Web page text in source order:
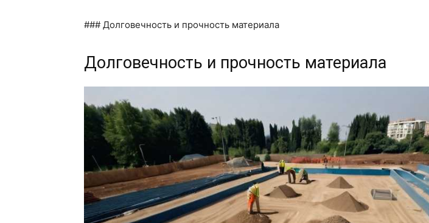
### Долговечность и прочность материала
Долговечность и прочность материала